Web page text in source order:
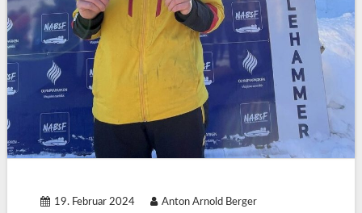
19. Februar 2024 Anton Arnold Berger